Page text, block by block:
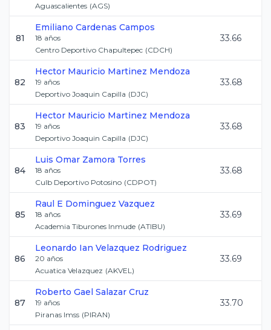
Aguascalientes (AGS)
81
Emiliano Cardenas Campos
18 años
Centro Deportivo Chapultepec (CDCH)
33.66
82
Hector Mauricio Martinez Mendoza
19 años
Deportivo Joaquin Capilla (DJC)
33.68
83
Hector Mauricio Martinez Mendoza
19 años
Deportivo Joaquin Capilla (DJC)
33.68
84
Luis Omar Zamora Torres
18 años
Culb Deportivo Potosino (CDPOT)
33.68
85
Raul E Dominguez Vazquez
18 años
Academia Tiburones Inmude (ATIBU)
33.69
86
Leonardo Ian Velazquez Rodriguez
20 años
Acuatica Velazquez (AKVEL)
33.69
87
Roberto Gael Salazar Cruz
19 años
Piranas Imss (PIRAN)
33.70